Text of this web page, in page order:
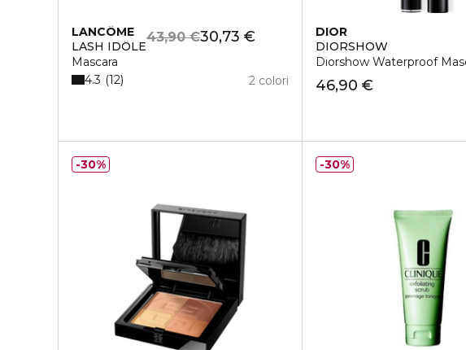
LANCÔME
LASH IDÔLE
Mascara
30,73 €
43,90 €
2 colori
4.3 12
DIOR
DIORSHOW
Diorshow Waterproof
46,90 €
30% 30%